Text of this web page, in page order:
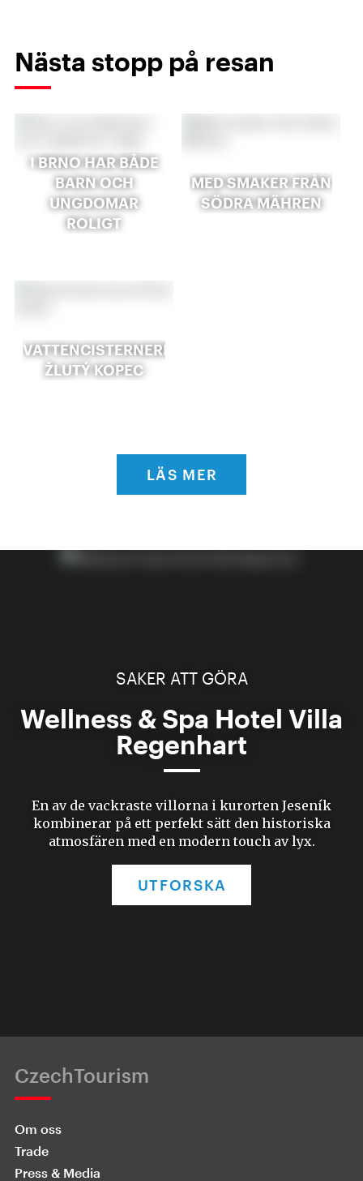
Nästa stopp på resan
I BRNO HAR BÅDE
BARN OCH
UNGDOMAR
ROLIGT
MED SMAKER FRÅN
SÖDRA MÄHREN
VATTENCISTERNERNA
ŽLUTÝ KOPEC
LÄS MER
SAKER ATT GÖRA
Wellness & Spa Hotel Villa
Regenhart
En av de vackraste villorna i kurorten Jeseník
kombinerar på ett perfekt sätt den historiska
atmosfären med en modern touch av lyx.
UTFORSKA
CzechTourism
Om oss
Trade
Press & Media